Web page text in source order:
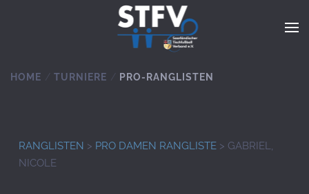
Zum Hauptinhalt springen
HOME TURNIERE PRO-RANGLISTEN
RANGLISTEN > PRO DAMEN RANGLISTE > GABRIEL,
NICOLE